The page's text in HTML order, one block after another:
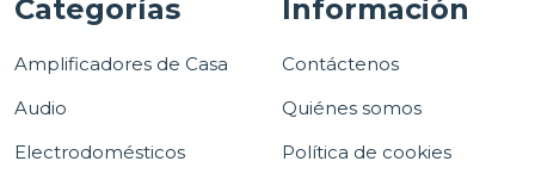
Categorías
Amplificadores de Casa
Audio
Electrodomésticos
Información
Contáctenos
Quiénes somos
Política de cookies